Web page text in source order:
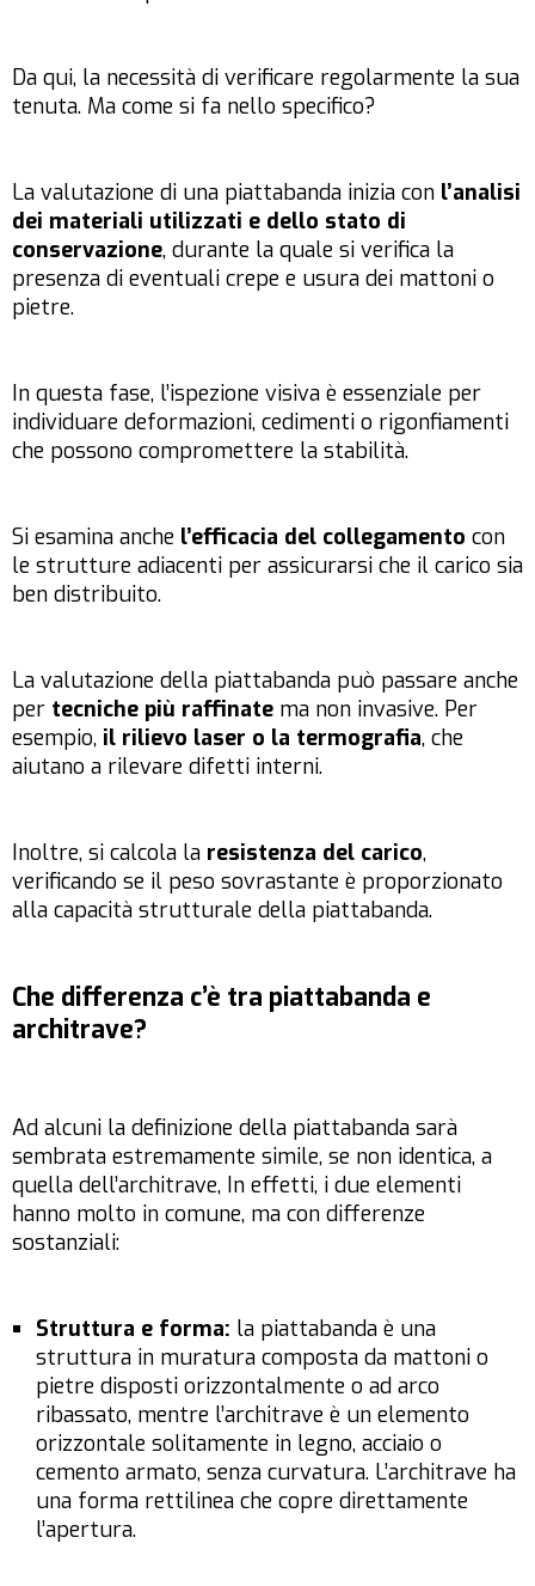
Da qui, la necessità di verificare regolarmente la sua
tenuta. Ma come si fa nello specifico?
La valutazione di una piattabanda inizia con l’analisi
dei materiali utilizzati e dello stato di
conservazione, durante la quale si verifica la
presenza di eventuali crepe e usura dei mattoni o
pietre.
In questa fase, l’ispezione visiva è essenziale per
individuare deformazioni, cedimenti o rigonfiamenti
che possono compromettere la stabilità.
Si esamina anche l’efficacia del collegamento con
le strutture adiacenti per assicurarsi che il carico sia
ben distribuito.
La valutazione della piattabanda può passare anche
per tecniche più raffinate ma non invasive. Per
esempio, il rilievo laser o la termografia, che
aiutano a rilevare difetti interni.
Inoltre, si calcola la resistenza del carico,
verificando se il peso sovrastante è proporzionato
alla capacità strutturale della piattabanda.
Che differenza c’è tra piattabanda e
architrave?
Ad alcuni la definizione della piattabanda sarà
sembrata estremamente simile, se non identica, a
quella dell’architrave, In effetti, i due elementi
hanno molto in comune, ma con differenze
sostanziali:
Struttura e forma: la piattabanda è una
struttura in muratura composta da mattoni o
pietre disposti orizzontalmente o ad arco
ribassato, mentre l’architrave è un elemento
orizzontale solitamente in legno, acciaio o
cemento armato, senza curvatura. L’architrave ha
una forma rettilinea che copre direttamente
l’apertura.